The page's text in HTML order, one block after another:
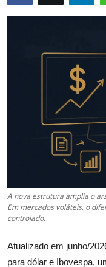
Contato
Crédito Empresarial
Radar Econômico
Investimentos
Seguro de Vida
A nova estrutura amplia o
Em mercados voláteis, o
controlado.
Atualizado em junho/
para dólar e Ibovespa,